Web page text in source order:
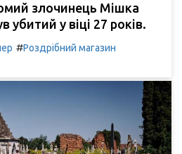
злочинець Мішка
убитий у віці 27 років.
#Роздрібний магазин